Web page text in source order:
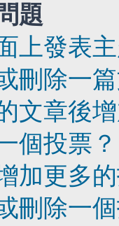
題
上發表
刪除一
文章後
個投票？
加更多
刪除一